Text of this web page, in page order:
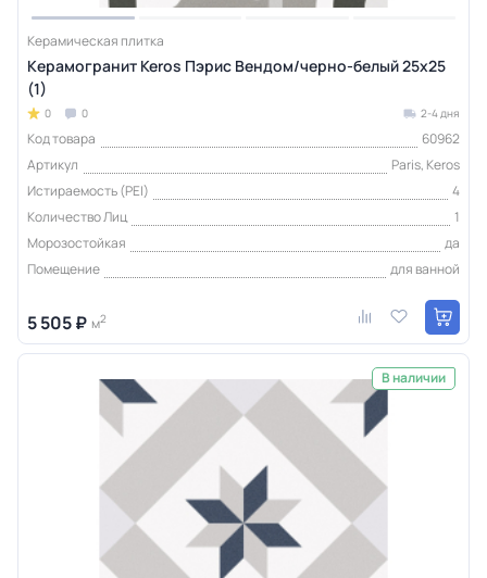
Керамическая плитка
Керамогранит Keros Пэрис Вендом/черно-белый 25x25
(1)
0 0 2-4 дня
Код товара
60962
Артикул
Paris, Keros
Истираемость (PEI)
4
Количество Лиц
1
Морозостойкая
да
Помещение
для ванной
5 505 ₽ м2
В наличии